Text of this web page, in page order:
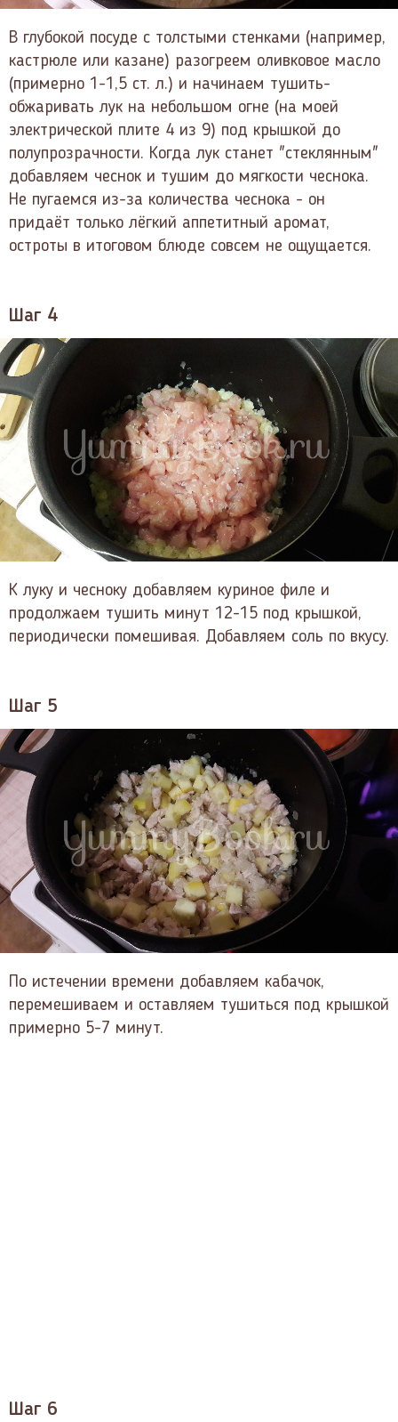
В глубокой посуде с толстыми стенками (например,
кастрюле или казане) разогреем оливковое масло
(примерно 1-1,5 ст. л.) и начинаем тушить-
обжаривать лук на небольшом огне (на моей
электрической плите 4 из 9) под крышкой до
полупрозрачности. Когда лук станет "стеклянным"
добавляем чеснок и тушим до мягкости чеснока.
Не пугаемся из-за количества чеснока - он
придаёт только лёгкий аппетитный аромат,
остроты в итоговом блюде совсем не ощущается.
Шаг 4
К луку и чесноку добавляем куриное филе и
продолжаем тушить минут 12-15 под крышкой,
периодически помешивая. Добавляем соль по вкусу.
Шаг 5
По истечении времени добавляем кабачок,
перемешиваем и оставляем тушиться под крышкой
примерно 5-7 минут.
Шаг 6